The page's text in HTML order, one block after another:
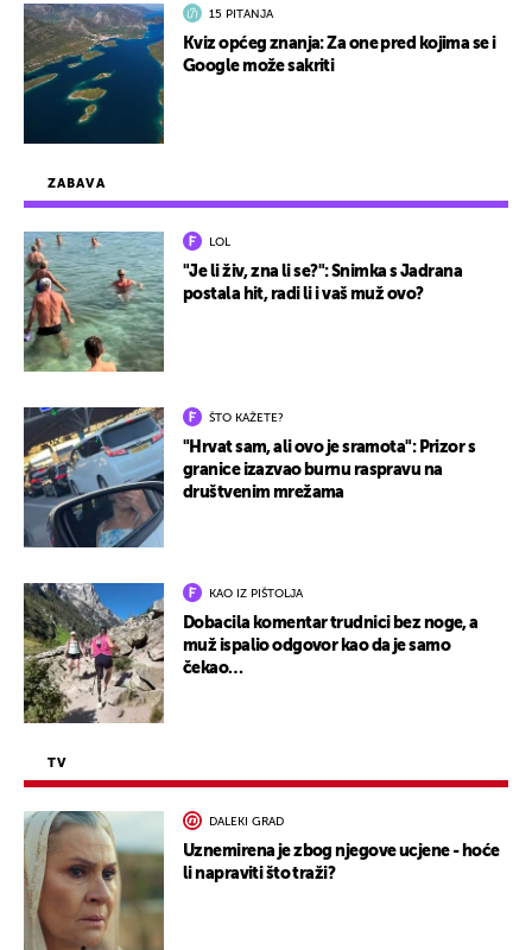
ZABAVA
LOL
"Je li živ, zna li se?": Snimka s Jadrana
postala hit, radi li i vaš muž ovo?
ŠTO KAŽETE?
"Hrvat sam, ali ovo je sramota": Prizor s
granice izazvao burnu raspravu na
društvenim mrežama
KAO IZ PIŠTOLJA
Dobacila komentar trudnici bez noge, a
muž ispalio odgovor kao da je samo
čekao…
TV
DALEKI GRAD
Uznemirena je zbog njegove ucjene - hoće
li napraviti što traži?
15 PITANJA
Kviz općeg znanja: Za one pred kojima se i
Google može sakriti